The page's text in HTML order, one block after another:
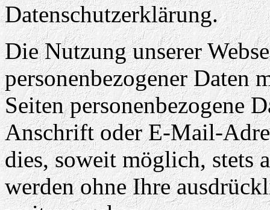
Datenschutzerklärung.
Die Nutzung unserer
personenbezogener Daten
Seiten personenbezogene
Anschrift oder E-Mail-
dies, soweit möglich, stets
werden ohne Ihre